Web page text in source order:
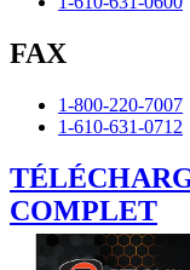
FAX
1-800-220-7007
1-610-631-0712
COMPLET